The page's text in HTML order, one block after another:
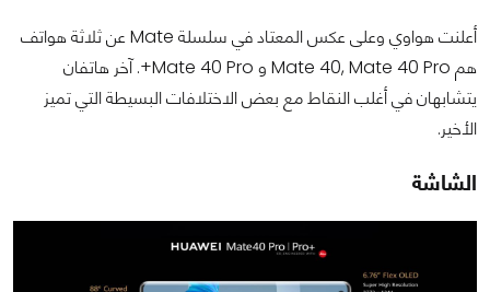
أعلنت هواوي وعلى عكس المعتاد في سلسلة Mate عن ثلاثة هواتف
هم Mate 40, Mate 40 Pro و Mate 40 Pro+. آخر هاتفان
يتشابهان في أغلب النقاط مع بعض الاختلافات البسيطة التي تميز
الأخير.
الشاشة